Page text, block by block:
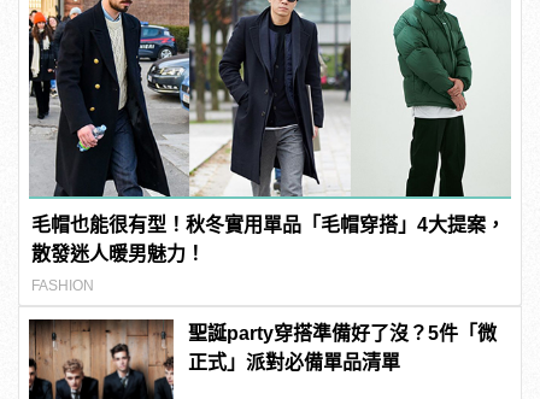
毛帽也能很有型！秋冬實用單品「毛帽穿搭」4大提案，
散發迷人暖男魅力！
FASHION
聖誕party穿搭準備好了沒？5件「微
正式」派對必備單品清單